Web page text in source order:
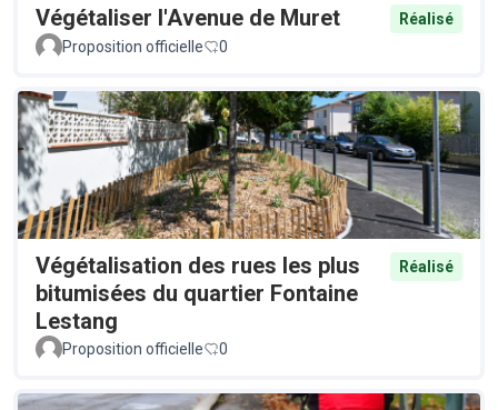
Végétaliser l'Avenue de Muret
Réalisé
Proposition officielle
0
Végétalisation des rues les plus
bitumisées du quartier Fontaine
Lestang
Réalisé
Proposition officielle 0